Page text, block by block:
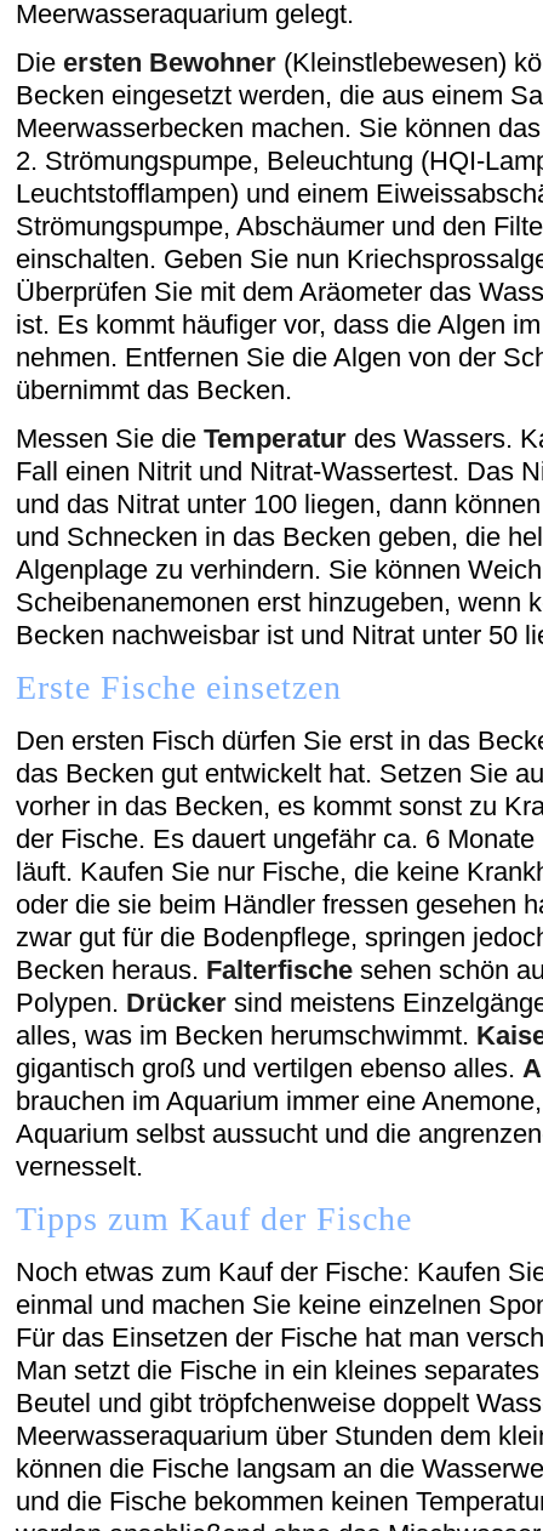
Meerwasseraquarium gelegt.
Die ersten Bewohner (Kleinstlebewesen)
Becken eingesetzt werden, die aus einem
Meerwasserbecken machen. Sie können
2. Strömungspumpe, Beleuchtung (HQI-
Leuchtstofflampen) und einem
Strömungspumpe, Abschäumer und den
einschalten. Geben Sie nun
Überprüfen Sie mit dem Aräometer das
ist. Es kommt häufiger vor, dass die Algen
nehmen. Entfernen Sie die Algen von der
übernimmt das Becken.
Messen Sie die Temperatur des Wassers.
Fall einen Nitrit und Nitrat-Wassertest. Das
und das Nitrat unter 100 liegen, dann
und Schnecken in das Becken geben, die
Algenplage zu verhindern. Sie können
Scheibenanemonen erst hinzugeben, wenn
Becken nachweisbar ist und Nitrat unter 50
Erste Fische einsetzen
Den ersten Fisch dürfen Sie erst in das
das Becken gut entwickelt hat. Setzen Sie
vorher in das Becken, es kommt sonst zu
der Fische. Es dauert ungefähr ca. 6
läuft. Kaufen Sie nur Fische, die keine
oder die sie beim Händler fressen gesehen
zwar gut für die Bodenpflege, springen
Becken heraus. Falterfische sehen schön
Polypen. Drücker sind meistens
alles, was im Becken herumschwimmt.
gigantisch groß und vertilgen ebenso alles.
brauchen im Aquarium immer eine
Aquarium selbst aussucht und die
vernesselt.
Tipps zum Kauf der Fische
Noch etwas zum Kauf der Fische: Kaufen
einmal und machen Sie keine einzelnen
Für das Einsetzen der Fische hat man
Man setzt die Fische in ein kleines
Beutel und gibt tröpfchenweise doppelt
Meerwasseraquarium über Stunden dem
können die Fische langsam an die
und die Fische bekommen keinen